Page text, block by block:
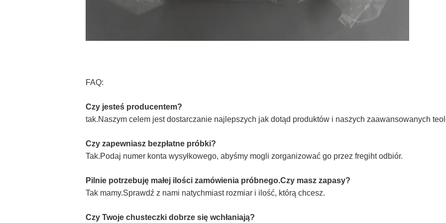
FAQ:
Czy jesteś producentem?
tak.Naszym celem jest dostarczanie najlepszych jak dotąd produktów i naszych zaawansowanych
Czy zapewniasz bezpłatne próbki?
Tak.Podaj numer konta wysyłkowego, abyśmy mogli zorganizować go przez fregiht odbiór.
Pilnie potrzebuję małej ilości zamówienia próbnego.Czy masz zapasy?
Tak mamy.Sprawdź z nami natychmiast rozmiar i ilość, którą chcesz.
Czy Twoje chusteczki dobrze się wchłaniają?